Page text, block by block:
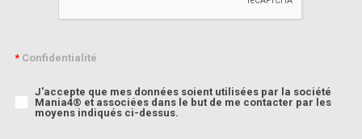
*Confidentialité
J'accepte que mes données soient utilisées par la société
Mania4® et associées dans le but de me contacter par les
moyens indiqués ci-dessus.